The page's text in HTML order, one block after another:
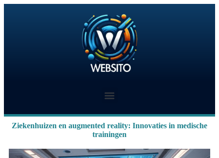
Ziekenhuizen en augmented reality: Innovaties in medische
trainingen